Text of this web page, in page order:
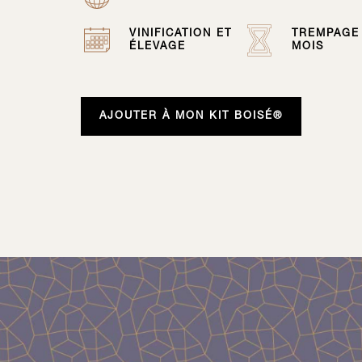
VINIFICATION ET
ÉLEVAGE
MOIS
AJOUTER À MON KIT BOISÉ®